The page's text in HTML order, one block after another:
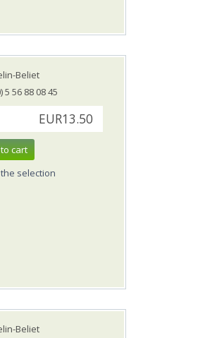
Beliet
56 88 08 45
EUR13.50
cart
selection
Beliet